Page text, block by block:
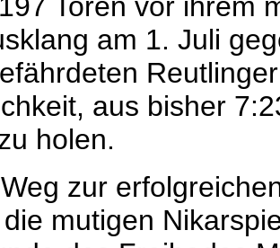
am 1. Juli
aus bisher
holen.
zur
mutigen